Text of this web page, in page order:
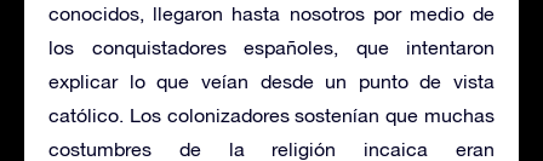
conocidos, llegaron hasta nosotros por medio de
los conquistadores españoles, que intentaron
explicar lo que veían desde un punto de vista
católico. Los colonizadores sostenían que muchas
costumbres de la religión incaica eran